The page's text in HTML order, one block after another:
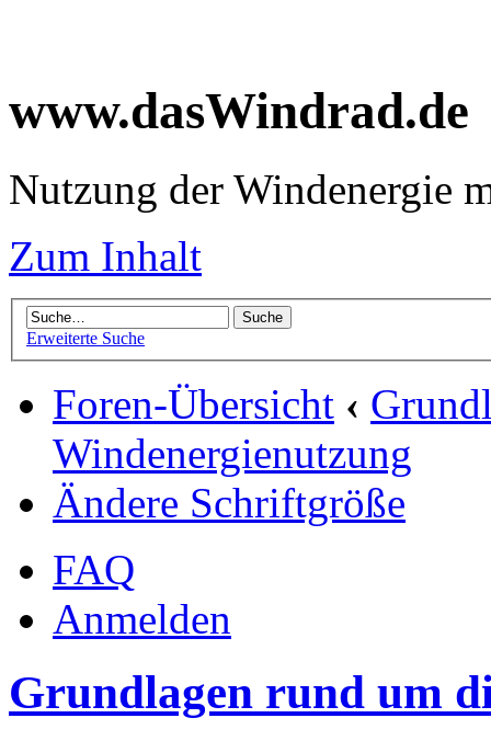
www.dasWindrad.de
Nutzung der Windenergie
Zum Inhalt
Erweiterte Suche
Foren-Übersicht ‹
Windenergienutzung
Ändere Schriftgröße
FAQ
Anmelden
Grundlagen rund um